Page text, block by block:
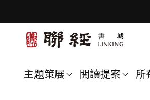
主題策展 閱讀提案 所